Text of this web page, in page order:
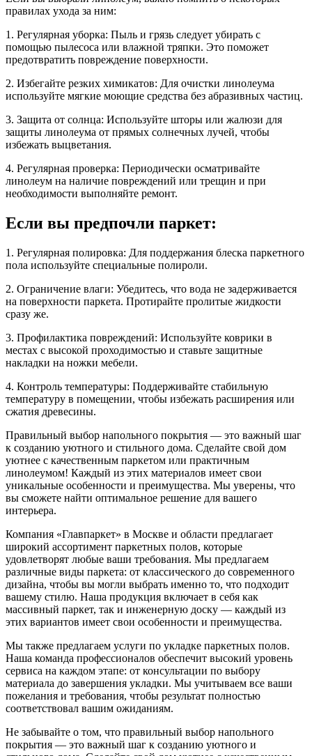
правилах ухода за ним:
1. Регулярная уборка: Пыль и грязь следует убирать с
помощью пылесоса или влажной тряпки. Это поможет
предотвратить повреждение поверхности.
2. Избегайте резких химикатов: Для очистки линолеума
используйте мягкие моющие средства без абразивных частиц.
3. Защита от солнца: Используйте шторы или жалюзи для
защиты линолеума от прямых солнечных лучей, чтобы
избежать выцветания.
4. Регулярная проверка: Периодически осматривайте
линолеум на наличие повреждений или трещин и при
необходимости выполняйте ремонт.
Если вы предпочли паркет:
1. Регулярная полировка: Для поддержания блеска паркетного
пола используйте специальные полироли.
2. Ограничение влаги: Убедитесь, что вода не задерживается
на поверхности паркета. Протирайте пролитые жидкости
сразу же.
3. Профилактика повреждений: Используйте коврики в
местах с высокой проходимостью и ставьте защитные
накладки на ножки мебели.
4. Контроль температуры: Поддерживайте стабильную
температуру в помещении, чтобы избежать расширения или
сжатия древесины.
Правильный выбор напольного покрытия — это важный шаг
к созданию уютного и стильного дома. Сделайте свой дом
уютнее с качественным паркетом или практичным
линолеумом! Каждый из этих материалов имеет свои
уникальные особенности и преимущества. Мы уверены, что
вы сможете найти оптимальное решение для вашего
интерьера.
Компания «Главпаркет» в Москве и области предлагает
широкий ассортимент паркетных полов, которые
удовлетворят любые ваши требования. Мы предлагаем
различные виды паркета: от классического до современного
дизайна, чтобы вы могли выбрать именно то, что подходит
вашему стилю. Наша продукция включает в себя как
массивный паркет, так и инженерную доску — каждый из
этих вариантов имеет свои особенности и преимущества.
Мы также предлагаем услуги по укладке паркетных полов.
Наша команда профессионалов обеспечит высокий уровень
сервиса на каждом этапе: от консультации по выбору
материала до завершения укладки. Мы учитываем все ваши
пожелания и требования, чтобы результат полностью
соответствовал вашим ожиданиям.
Не забывайте о том, что правильный выбор напольного
покрытия — это важный шаг к созданию уютного и